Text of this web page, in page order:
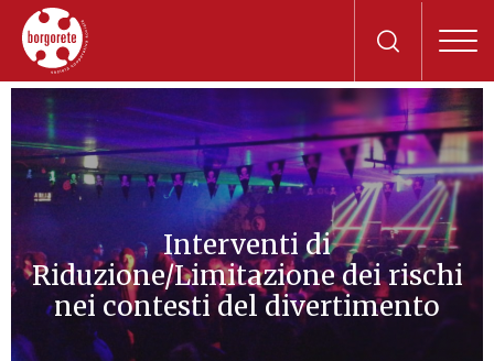
Interventi di
Riduzione/Limitazione dei rischi
nei contesti del divertimento